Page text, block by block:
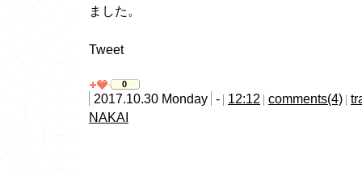
ました。
Tweet
0
2017.10.30 Monday - 12:12 comments(4)
NAKAI